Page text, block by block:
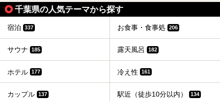
千葉県の人気テーマから探す
宿泊 337 お食事・食事処 206
サウナ 185 露天風呂 182
ホテル 177 冷え性 161
カップル 137 駅近（徒歩10分以内） 134